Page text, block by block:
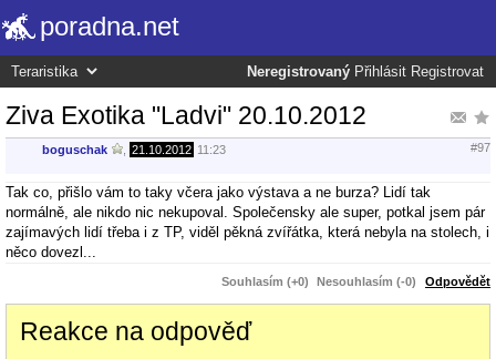
poradna.net
Neregistrovaný Přihlásit Registrovat
Ziva Exotika "Ladvi" 20.10.2012
boguschak 21.10.2012 11:23 #97
Tak co, přišlo vám to taky včera jako výstava a ne burza? Lidí tak
normálně, ale nikdo nic nekupoval. Společensky ale super, potkal jsem pár
zajímavých lidí třeba i z TP, viděl pěkná zvířátka, která nebyla na stolech, i
něco dovezl...
Souhlasím (+0) Nesouhlasím (-0) Odpovědět
Reakce na odpověď